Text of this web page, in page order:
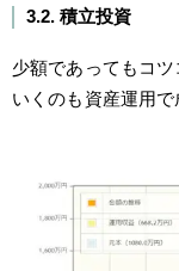
3.2. 積立投資
少額であってもコ
いくのも資産運用で